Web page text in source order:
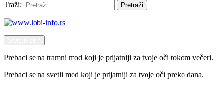
Traži:
Pretraži
Prebaci se na tramni mod koji je prijatniji za tvoje oči tokom večeri.
Prebaci se na svetli mod koji je prijatniji za tvoje oči preko dana.